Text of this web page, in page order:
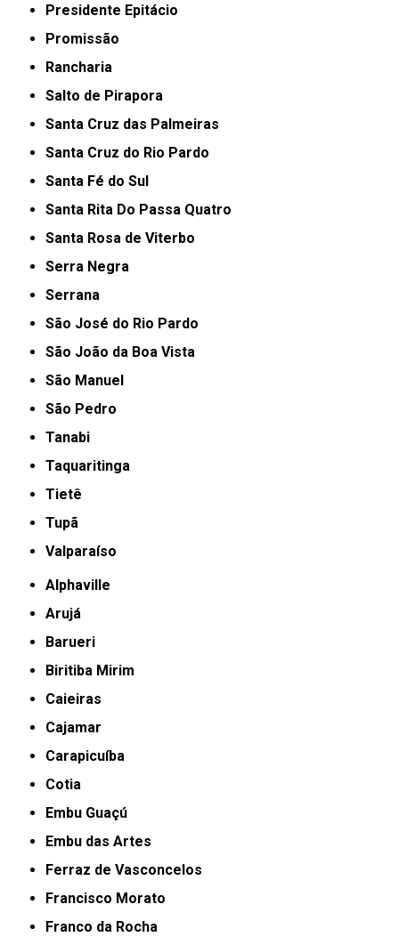
Presidente Epitácio
Promissão
Rancharia
Salto de Pirapora
Santa Cruz das Palmeiras
Santa Cruz do Rio Pardo
Santa Fé do Sul
Santa Rita Do Passa Quatro
Santa Rosa de Viterbo
Serra Negra
Serrana
São José do Rio Pardo
São João da Boa Vista
São Manuel
São Pedro
Tanabi
Taquaritinga
Tietê
Tupã
Valparaíso
Alphaville
Arujá
Barueri
Biritiba Mirim
Caieiras
Cajamar
Carapicuíba
Cotia
Embu Guaçú
Embu das Artes
Ferraz de Vasconcelos
Francisco Morato
Franco da Rocha